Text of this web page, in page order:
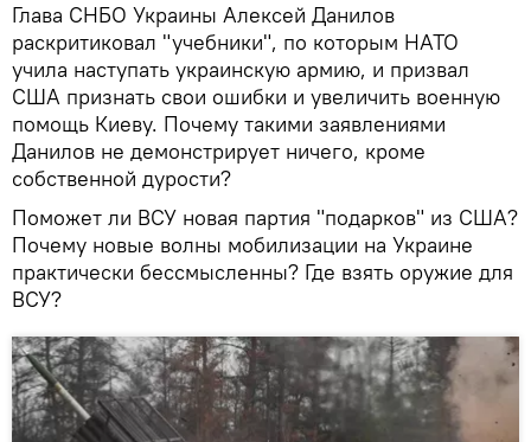
Глава СНБО Украины Алексей Данилов
раскритиковал "учебники", по которым НАТО
учила наступать украинскую армию, и призвал
США признать свои ошибки и увеличить военную
помощь Киеву. Почему такими заявлениями
Данилов не демонстрирует ничего, кроме
собственной дурости?
Поможет ли ВСУ новая партия "подарков" из США?
Почему новые волны мобилизации на Украине
практически бессмысленны? Где взять оружие для
ВСУ?